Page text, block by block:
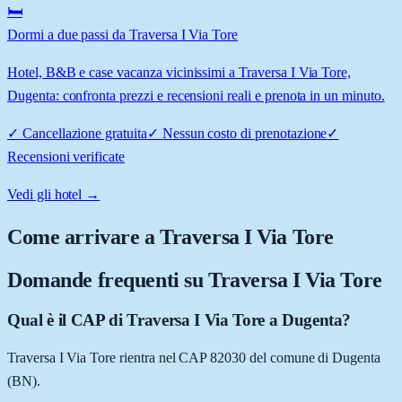
🛏️
Dormi a due passi da Traversa I Via Tore
Hotel, B&B e case vacanza vicinissimi a Traversa I Via Tore,
Dugenta: confronta prezzi e recensioni reali e prenota in un minuto.
✓ Cancellazione gratuita✓ Nessun costo di prenotazione✓
Recensioni verificate
Vedi gli hotel →
Come arrivare aTraversa I Via Tore
Domande frequenti su Traversa I Via Tore
Qual è il CAP di Traversa I Via Tore a Dugenta?
Traversa I Via Tore rientra nel CAP 82030 del comune di Dugenta
(BN).